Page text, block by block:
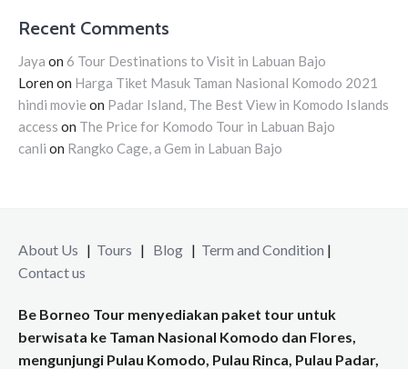
Recent Comments
Jaya on 6 Tour Destinations to Visit in Labuan Bajo
Loren on Harga Tiket Masuk Taman Nasional Komodo 2021
hindi movie on Padar Island, The Best View in Komodo Islands
access on The Price for Komodo Tour in Labuan Bajo
canli on Rangko Cage, a Gem in Labuan Bajo
About Us | Tours | Blog | Term and Condition |
Contact us
Be Borneo Tour menyediakan paket tour untuk
berwisata ke Taman Nasional Komodo dan Flores,
mengunjungi Pulau Komodo, Pulau Rinca, Pulau Padar,